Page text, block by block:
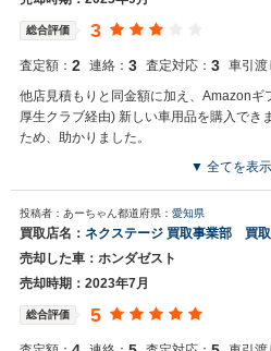
総合評価 3
査定額： 2 連絡： 3 査定対応： 3 車引渡
他店見積もりと同金額に加え、Amazonギ
厚生クラブ経由) 新しい車用品を購入でき
ため、助かりました。
買取店からの返信
お世話になっております。 株式会社ネ
度はネクステージをご利用いただきま
た。 弊社ではゼストのような輸入車の専門店を展開している関係もあ
り、大変得意な車種となっております
ざいましたら是非お力添えできれば幸いでござい
くお願い申し上げます。
▼ 全てを表
投稿者：あーちゃん都道府県： 愛知県
買取店名： ネクステージ 買取事業部 買
売却した車：ホンダゼスト
売却時期：2023年7月
総合評価 5